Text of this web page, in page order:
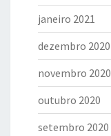
janeiro 2021
dezembro 2020
novembro 2020
outubro 2020
setembro 2020